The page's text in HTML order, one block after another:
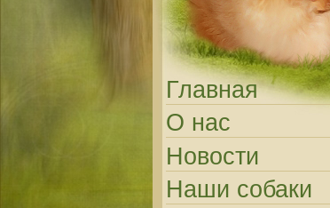
Главная
О нас
Новости
Наши собаки